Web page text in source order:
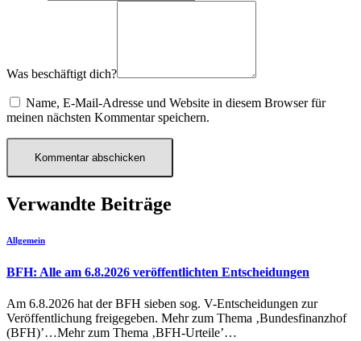
Was beschäftigt dich?
Name, E-Mail-Adresse und Website in diesem Browser für
meinen nächsten Kommentar speichern.
Verwandte Beiträge
Allgemein
BFH: Alle am 6.8.2026 veröffentlichten Entscheidungen
Am 6.8.2026 hat der BFH sieben sog. V-Entscheidungen zur
Veröffentlichung freigegeben. Mehr zum Thema ‚Bundesfinanzhof
(BFH)’…Mehr zum Thema ‚BFH-Urteile’…